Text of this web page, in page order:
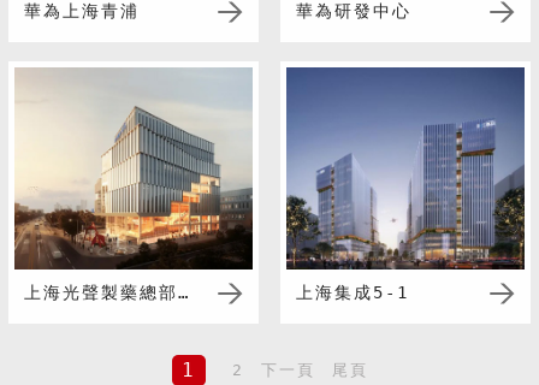
華為上海青浦 華為研發中心
上海光聲製藥總部及研發中心 上海集成5-1
1 2 下一頁 尾頁